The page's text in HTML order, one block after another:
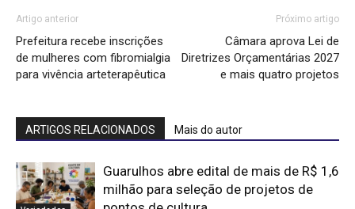
Artigo anterior
Prefeitura recebe inscrições
de mulheres com fibromialgia
para vivência arteterapêutica
Próximo artigo
Câmara aprova Lei de
Diretrizes Orçamentárias 2027
e mais quatro projetos
ARTIGOS RELACIONADOS Mais do autor
Guarulhos abre edital de mais de R$ 1,6
milhão para seleção de projetos de